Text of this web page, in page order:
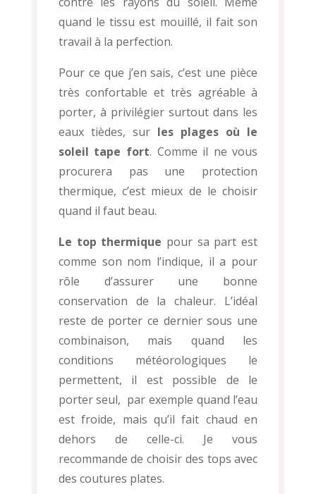
quand le tissu est mouillé, il fait son
travail à la perfection.
Pour ce que j’en sais, c’est une pièce
très confortable et très agréable à
porter, à privilégier surtout dans les
eaux tièdes, sur les plages où le
soleil tape fort. Comme il ne vous
procurera pas une protection
thermique, c’est mieux de le choisir
quand il faut beau.
Le top thermique pour sa part est
comme son nom l’indique, il a pour
rôle d’assurer une bonne
conservation de la chaleur. L’idéal
reste de porter ce dernier sous une
combinaison, mais quand les
conditions météorologiques le
permettent, il est possible de le
porter seul, par exemple quand l’eau
est froide, mais qu’il fait chaud en
dehors de celle-ci. Je vous
recommande de choisir des tops avec
des coutures plates.